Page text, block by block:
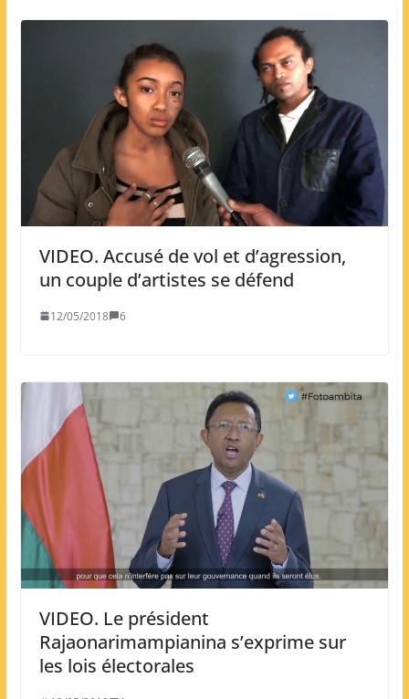
VIDEO. Accusé de vol et d’agression,
un couple d’artistes se défend
12/05/2018 6
VIDEO. Le président
Rajaonarimampianina s’exprime sur
les lois électorales